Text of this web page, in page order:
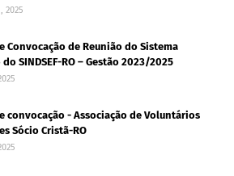
2025
Convocação de Reunião do Sistema
SINDSEF-RO – Gestão 2023/2025
convocação - Associação de Voluntários
Sócio Cristã-RO